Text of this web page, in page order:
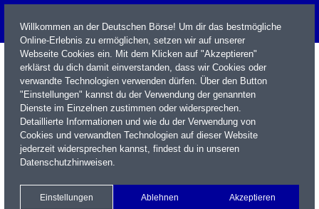
Name / WKN / ISIN / Kürzel
Xetra Realtime
Watchlist Portfolio Login
Willkommen an der Deutschen Börse! Um dir das bestmögliche
Online-Erlebnis zu ermöglichen, setzen wir auf unserer
Webseite Cookies ein. Mit dem Klicken auf "Akzeptieren"
erklärst du dich damit einverstanden, dass wir Cookies oder
verwandte Technologien verwenden dürfen. Über den Button
"Einstellungen" kannst du der Verwendung der genannten
Dienste im Einzelnen zustimmen oder widersprechen.
Detaillierte Informationen und wie du der Verwendung von
Cookies und verwandten Technologien auf dieser Website
jederzeit widersprechen kannst, findest du in unseren
Datenschutzhinweisen.
Einstellungen Ablehnen Akzeptieren